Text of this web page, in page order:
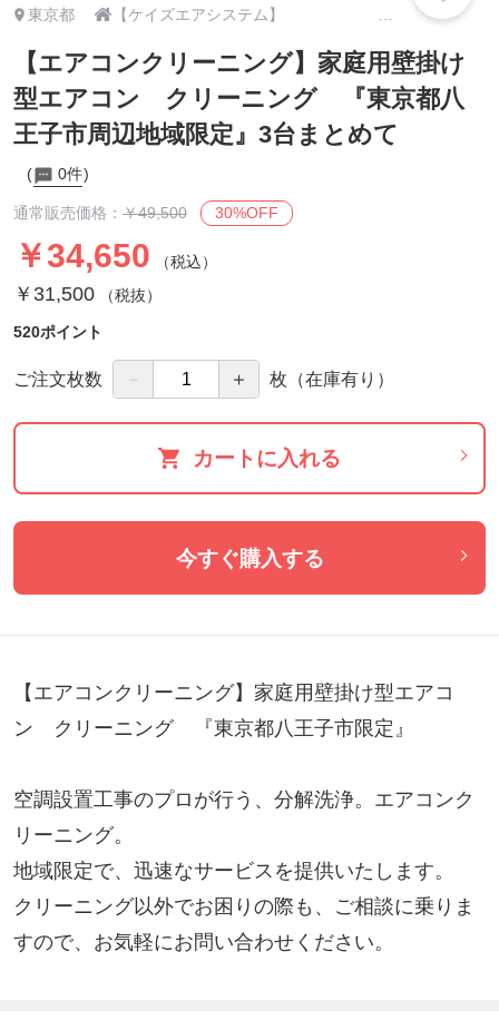
東京都  【ケイズエアシステム】 エアコンの販売・施工・メンテナンスおまかせください！！
【エアコンクリーニング】家庭用壁掛け
型エアコン クリーニング 『東京都八
王子市周辺地域限定』3台まとめて
0件
通常販売価格： ￥49,500 30%OFF
￥34,650 （税込）
￥31,500（税抜）
520ポイント
ご注文枚数 － ＋ 枚 （在庫有り）
カートに入れる
今すぐ購入する
【エアコンクリーニング】家庭用壁掛け型エアコ
ン　クリーニング　『東京都八王子市限定』
空調設置工事のプロが行う、分解洗浄。エアコンク
リーニング。
地域限定で、迅速なサービスを提供いたします。
クリーニング以外でお困りの際も、ご相談に乗りま
すので、お気軽にお問い合わせください。